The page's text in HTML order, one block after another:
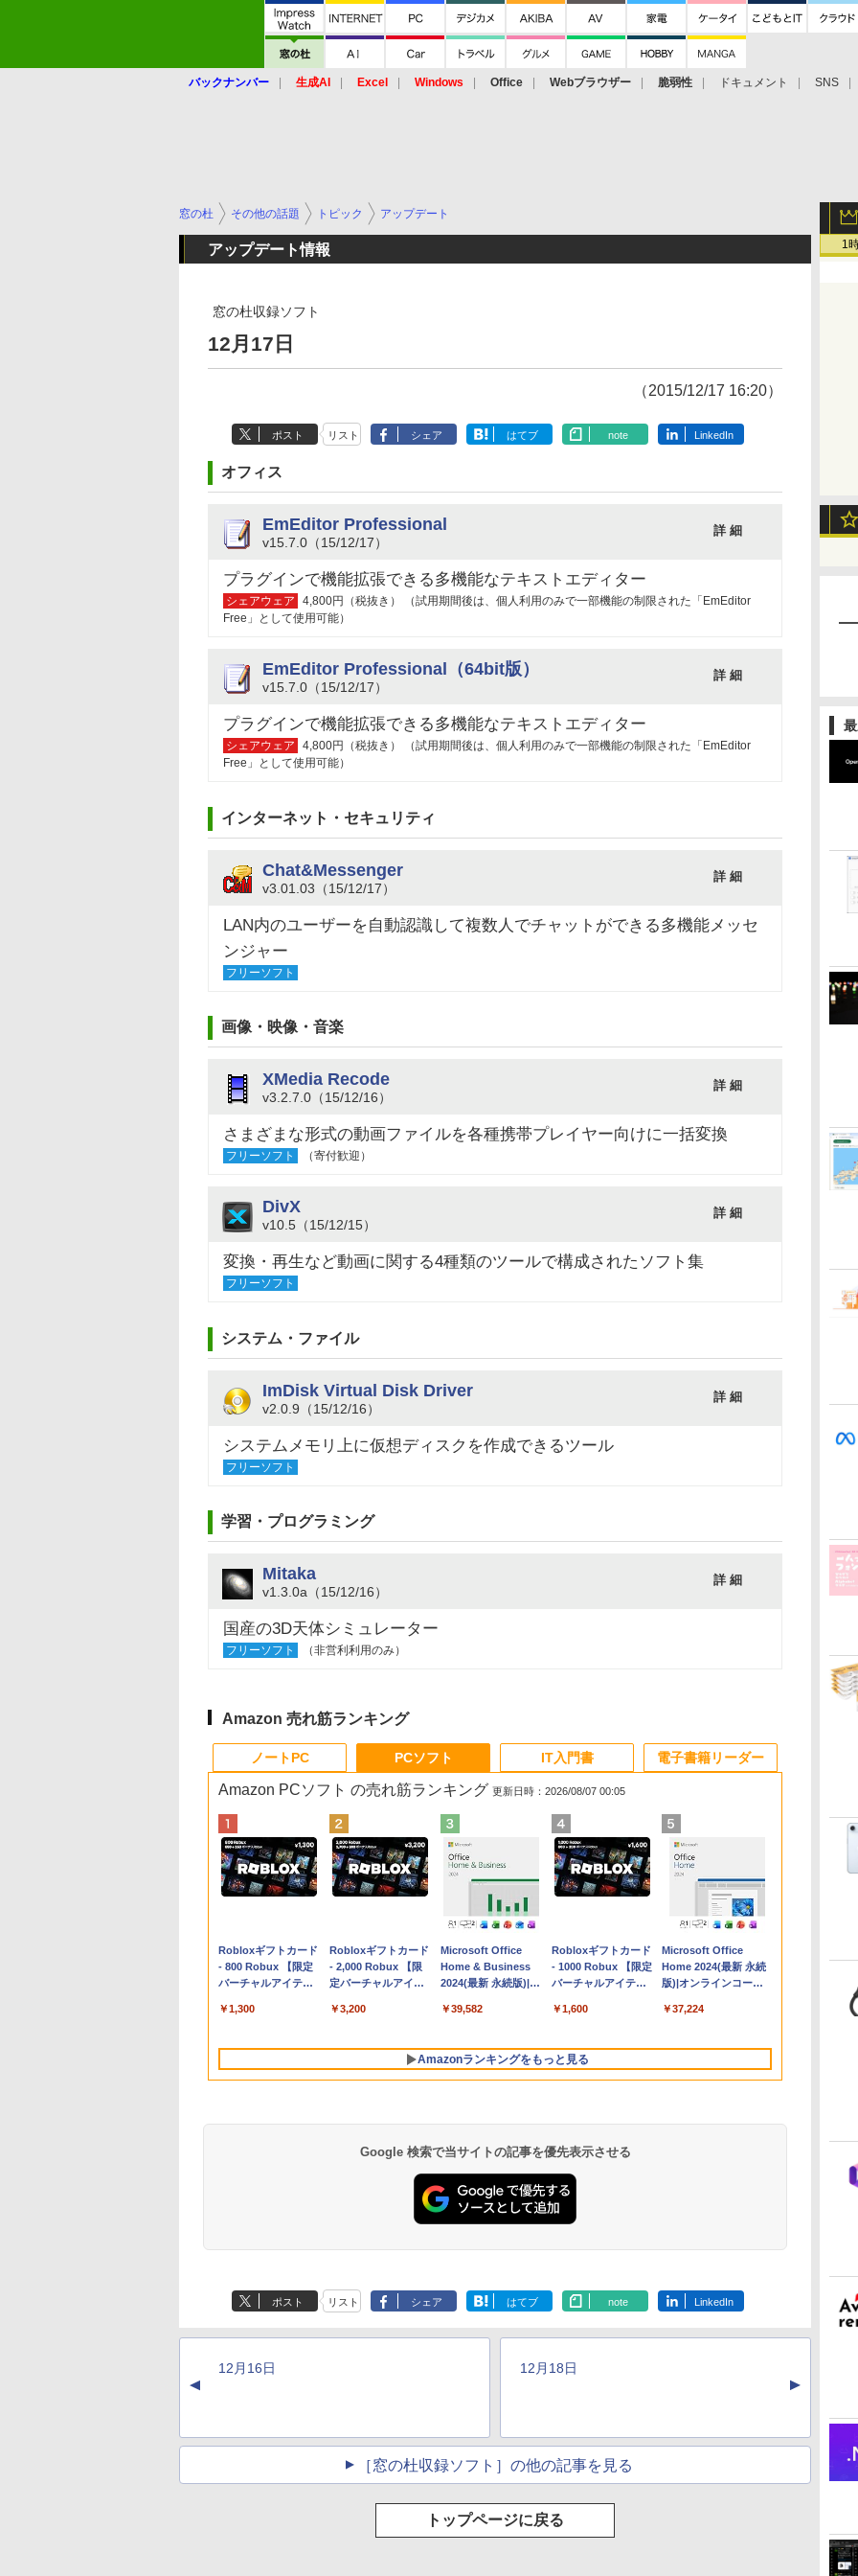
バックナンバー 生成AI Excel Windows Office Webブラウザー 脆弱性 ドキュメント SNS
1
窓の杜 その他の話題 トピック アップデート
アップデート情報
窓の杜収録ソフト
12月17日
（2015/12/17 16:20）
ポスト リスト シェア はてブ note LinkedIn
オフィス
EmEditor Professional
v15.7.0（15/12/17）
詳 細
プラグインで機能拡張できる多機能なテキストエディター
シェアウェア
4,800円（税抜き） （試用期間後は、個人利用のみで一部機能の制限された「EmEditor
Free」として使用可能）
EmEditor Professional（64bit版）
v15.7.0（15/12/17）
詳 細
プラグインで機能拡張できる多機能なテキストエディター
シェアウェア
4,800円（税抜き） （試用期間後は、個人利用のみで一部機能の制限された「EmEditor
Free」として使用可能）
インターネット・セキュリティ
Chat&Messenger
v3.01.03（15/12/17）
詳 細
LAN内のユーザーを自動認識して複数人でチャットができる多機能メッセ
ンジャー
フリーソフト
画像・映像・音楽
XMedia Recode
v3.2.7.0（15/12/16）
詳 細
さまざまな形式の動画ファイルを各種携帯プレイヤー向けに一括変換
フリーソフト （寄付歓迎）
DivX
v10.5（15/12/15）
詳 細
変換・再生など動画に関する4種類のツールで構成されたソフト集
フリーソフト
システム・ファイル
ImDisk Virtual Disk Driver
v2.0.9（15/12/16）
詳 細
システムメモリ上に仮想ディスクを作成できるツール
フリーソフト
学習・プログラミング
Mitaka
v1.3.0a（15/12/16）
詳 細
国産の3D天体シミュレーター
フリーソフト （非営利利用のみ）
Amazon 売れ筋ランキング
ノートPC
Apple 2026
MacBook Neo A18
Proチップ搭載13イ
AIとApple
Retinaディスプレ
512GB SSD、1080p
￥162,598
tomtoc 360°保護
15.6 16インチ パソコ
ンケース Dell NEC
dynabook Lenovo
￥2,952
Apple 2026
MacBook Air M5チ
ップ搭載13インチノ
Apple Intelligence、
Retinaディスプレ
イ、24GBユニファイ
ドメモリ、1TB
イト + 3年延長
AppleCare+ for 13イ
ンチMacBook
Air(M5)|ダウンロー
ド版
￥347,600
【Amazon.co.jp限
定】 HP ノートパソ
コン 15-fd 15.6イン
512GB SSD インテ
￥129,800
FMV ノートパソコン
WE1-K3 (MS 365
Personal/Copilotキー
型/Core i5/16GB/SSD
FMVWK3E15W_AZ
￥120,000
PCソフト
Amazon PCソフト の売れ筋ランキング 更新日時：2026/08/07 00:05
Robloxギフトカード
- 800 Robux 【限定
バーチャルアイテム
ンゲームコード】 ロ
インコード版
￥1,300
Robloxギフトカード
- 2,000 Robux 【限
定バーチャルアイテ
インゲームコード】
ラインコード版
￥3,200
Microsoft Office
Home & Business
2024(最新 永続版)|オ
版|Windows11、
￥39,582
Robloxギフトカード
- 1000 Robux 【限定
バーチャルアイテム
ンゲームコード】 ロ
ンコード版
￥1,600
Microsoft Office
Home 2024(最新 永続
版)|オンラインコード
10/mac対応|PC2台
￥37,224
Amazonランキングをもっと見る
IT入門書
￥1,766
出す プロンプトの言
葉 AI画像生成シリー
Labo)
￥480
非エンジニア 初心者
素人 でも安心 使い方
もコンテンツ作成に
非エンジニアのため
￥99
ハードウェア・市販
ソフトウェアのパー
新エミュレータ紹介
￥1,600
ザイン入門講座［第2
版］
￥2,326
電子書籍リーダー
7インチディスプレ
イ、色調調節ライ
テリー、広告なし、
￥27,980
ない、大きな画面で
読みやすい、6週間持
チディスプレイ電子
￥19,980
ション (32GB) 7イン
チディスプレイ、明
調節ライト、12週間
告なし、メタリック
￥32,980
トレージ、防水、7イ
ンチカラーディスプ
ト、最大8週間持続バ
し、ブラック (2025
￥39,980
インチカラーディスプ
レイ、64GBストレー
明るさ自動調整、色調
￥115,980
Google 検索で当サイトの記事を優先表示させる
ポスト リスト シェア はてブ note LinkedIn
▲
12月16日 12月18日
▲
［窓の杜収録ソフト］の他の記事を見る
トップページに戻る